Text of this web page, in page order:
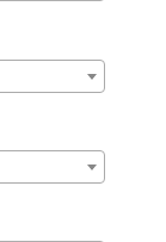
instead.